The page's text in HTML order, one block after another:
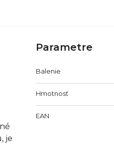
je
Parametre
Balenie
Hmotnosť
EAN